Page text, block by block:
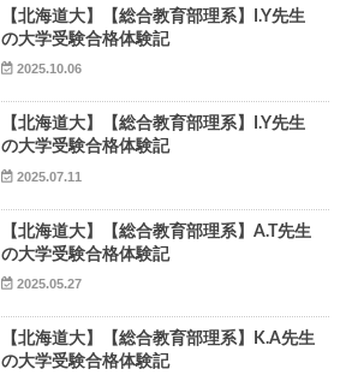
【北海道大】【総合教育部理系】I.Y先生
の大学受験合格体験記
2025.10.06
【北海道大】【総合教育部理系】I.Y先生
の大学受験合格体験記
2025.07.11
【北海道大】【総合教育部理系】A.T先生
の大学受験合格体験記
2025.05.27
【北海道大】【総合教育部理系】K.A先生
の大学受験合格体験記